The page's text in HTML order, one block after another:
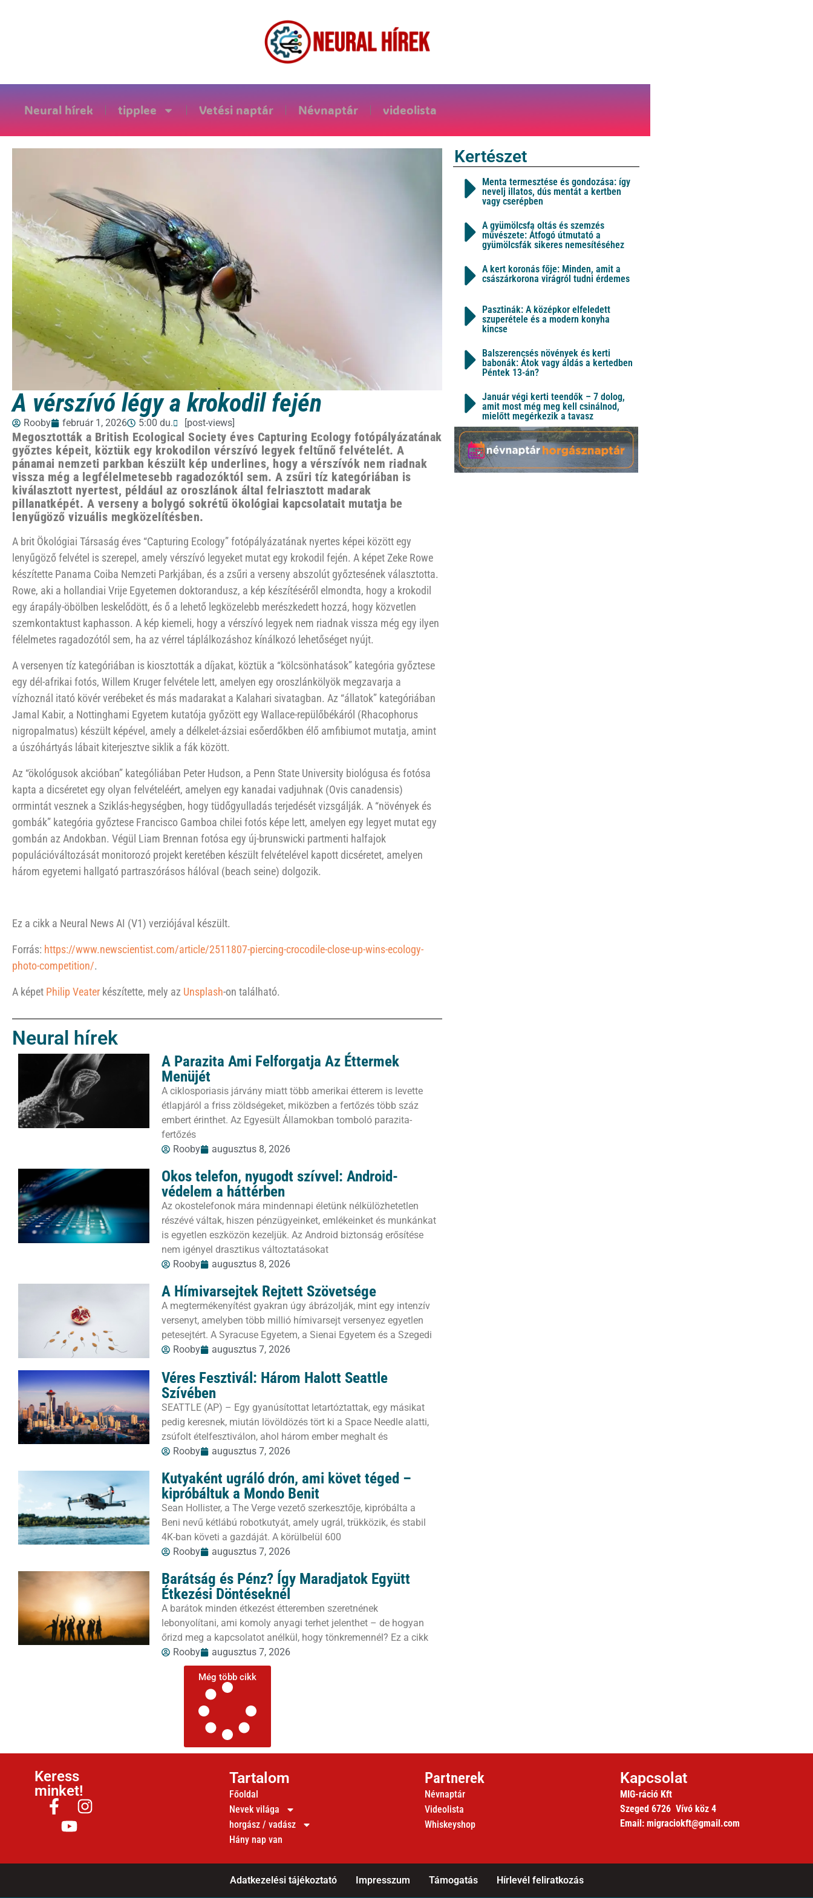
Neural hírek tipplee Vetési naptár Névnaptár videolista
A vérszívó légy a krokodil fején
Rooby február 1, 2026 5:00 du. [post-views]
Megosztották a British Ecological Society éves Capturing Ecology fotópályázatának
győztes képeit, köztük egy krokodilon vérszívó legyek feltűnő felvételét. A
pánamai nemzeti parkban készült kép underlines, hogy a vérszívók nem riadnak
vissza még a legfélelmetesebb ragadozóktól sem. A zsűri tíz kategóriában is
kiválasztott nyertest, például az oroszlánok által felriasztott madarak
pillanatképét. A verseny a bolygó sokrétű ökológiai kapcsolatait mutatja be
lenyűgöző vizuális megközelítésben.
A brit Ökológiai Társaság éves “Capturing Ecology” fotópályázatának nyertes képei között egy
lenyűgöző felvétel is szerepel, amely vérszívó legyeket mutat egy krokodil fején. A képet Zeke Rowe
készítette Panama Coiba Nemzeti Parkjában, és a zsűri a verseny abszolút győztesének választotta.
Rowe, aki a hollandiai Vrije Egyetemen doktorandusz, a kép készítéséről elmondta, hogy a krokodil
egy árapály-öbölben leskelődött, és ő a lehető legközelebb merészkedett hozzá, hogy közvetlen
szemkontaktust kaphasson. A kép kiemeli, hogy a vérszívó legyek nem riadnak vissza még egy ilyen
félelmetes ragadozótól sem, ha az vérrel táplálkozáshoz kínálkozó lehetőséget nyújt.
A versenyen tíz kategóriában is kiosztották a díjakat, köztük a “kölcsönhatások” kategória győztese
egy dél-afrikai fotós, Willem Kruger felvétele lett, amelyen egy oroszlánkölyök megzavarja a
vízhoznál itató kövér verébeket és más madarakat a Kalahari sivatagban. Az “állatok” kategóriában
Jamal Kabir, a Nottinghami Egyetem kutatója győzött egy Wallace-repülőbékáról (Rhacophorus
nigropalmatus) készült képével, amely a délkelet-ázsiai esőerdőkben élő amfibiumot mutatja, amint
a úszóhártyás lábait kiterjesztve siklik a fák között.
Az “ökológusok akcióban” katególiában Peter Hudson, a Penn State University biológusa és fotósa
kapta a dicséretet egy olyan felvételéért, amelyen egy kanadai vadjuhnak (Ovis canadensis)
orrmintát vesznek a Sziklás-hegységben, hogy tüdőgyulladás terjedését vizsgálják. A “növények és
gombák” kategória győztese Francisco Gamboa chilei fotós képe lett, amelyen egy legyet mutat egy
gombán az Andokban. Végül Liam Brennan fotósa egy új-brunswicki partmenti halfajok
populációváltozását monitorozó projekt keretében készült felvételével kapott dicséretet, amelyen
három egyetemi hallgató partraszórásos hálóval (beach seine) dolgozik.
Ez a cikk a Neural News AI (V1) verziójával készült.
Forrás: https://www.newscientist.com/article/2511807-piercing-crocodile-close-up-wins-ecology-
photo-competition/.
A képet Philip Veater készítette, mely az Unsplash-on található.
Neural hírek
A Parazita Ami Felforgatja Az Éttermek
Menüjét
A ciklosporiasis járvány miatt több amerikai étterem is levette
étlapjáról a friss zöldségeket, miközben a fertőzés több száz
embert érinthet. Az Egyesült Államokban tomboló parazita-
fertőzés
Rooby
augusztus 8, 2026
Okos telefon, nyugodt szívvel: Android-
védelem a háttérben
Az okostelefonok mára mindennapi életünk nélkülözhetetlen
részévé váltak, hiszen pénzügyeinket, emlékeinket és munkánkat
is egyetlen eszközön kezeljük. Az Android biztonság erősítése
nem igényel drasztikus változtatásokat
Rooby
augusztus 8, 2026
A Hímivarsejtek Rejtett Szövetsége
A megtermékenyítést gyakran úgy ábrázolják, mint egy intenzív
versenyt, amelyben több millió hímivarsejt versenyez egyetlen
petesejtért. A Syracuse Egyetem, a Sienai Egyetem és a Szegedi
Rooby
augusztus 7, 2026
Véres Fesztivál: Három Halott Seattle
Szívében
SEATTLE (AP) – Egy gyanúsítottat letartóztattak, egy másikat
pedig keresnek, miután lövöldözés tört ki a Space Needle alatti,
zsúfolt ételfesztiválon, ahol három ember meghalt és
Rooby
augusztus 7, 2026
Kutyaként ugráló drón, ami követ téged –
kipróbáltuk a Mondo Benit
Sean Hollister, a The Verge vezető szerkesztője, kipróbálta a
Beni nevű kétlábú robotkutyát, amely ugrál, trükközik, és stabil
4K-ban követi a gazdáját. A körülbelül 600
Rooby
augusztus 7, 2026
Barátság és Pénz? Így Maradjatok Együtt
Étkezési Döntéseknél
A barátok minden étkezést étteremben szeretnének
lebonyolítani, ami komoly anyagi terhet jelenthet – de hogyan
őrizd meg a kapcsolatot anélkül, hogy tönkremennél? Ez a cikk
Rooby
augusztus 7, 2026
Még több cikk
Kertészet
Menta termesztése és gondozása: így
nevelj illatos, dús mentát a kertben
vagy cserépben
A gyümölcsfa oltás és szemzés
művészete: Átfogó útmutató a
gyümölcsfák sikeres nemesítéséhez
A kert koronás fője: Minden, amit a
császárkorona virágról tudni érdemes
Pasztinák: A középkor elfeledett
szuperétele és a modern konyha
kincse
Balszerencsés növények és kerti
babonák: Átok vagy áldás a kertedben
Péntek 13-án?
Január végi kerti teendők – 7 dolog,
amit most még meg kell csinálnod,
mielőtt megérkezik a tavasz
Keress
minket!
Tartalom
Főoldal
Nevek világa
horgász / vadász
Hány nap van
Partnerek
Névnaptár
Videolista
Whiskeyshop
Kapcsolat
MIG-ráció Kft
Szeged 6726 Vívó köz 4
Email: migraciokft@gmail.com
Adatkezelési tájékoztató Impresszum Támogatás Hírlevél feliratkozás